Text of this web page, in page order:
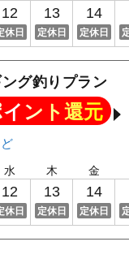
12
休日
13
定休日
14
定休日
グ釣りプラン
ント還元
水
12
休日
木
13
定休日
金
14
定休日